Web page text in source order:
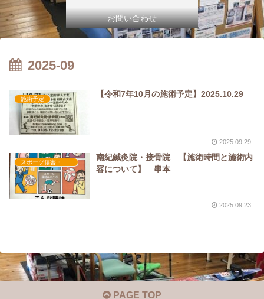
お問い合わせ
2025-09
施術予定
【令和7年10月の施術予定】2025.10.29
2025.09.29
南紀鍼灸院・接骨院 【施術時間と施術内
容について】 串本
2025.09.23
PAGE TOP